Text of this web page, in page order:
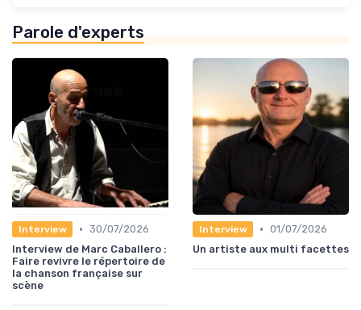
Parole d'experts
Interview • 30/07/2026
Interview de Marc Caballero :
Faire revivre le répertoire de
la chanson française sur
scène
Interview • 01/07/2026
Un artiste aux multi facettes